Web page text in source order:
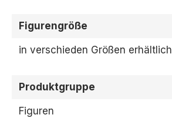
Figurengröße
in verschieden Größen erhältlich
Produktgruppe
Figuren